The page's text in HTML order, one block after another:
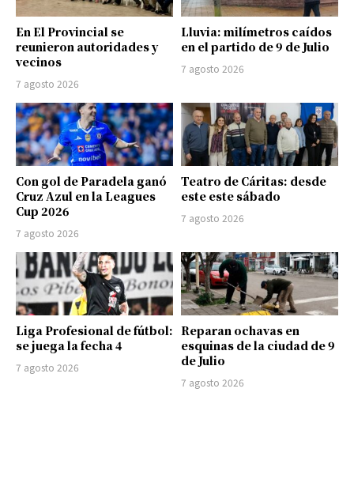
En El Provincial se
reunieron autoridades y
vecinos
7 agosto 2026
Lluvia: milímetros caídos
en el partido de 9 de Julio
7 agosto 2026
Con gol de Paradela ganó
Cruz Azul en la Leagues
Cup 2026
7 agosto 2026
Teatro de Cáritas: desde
este este sábado
7 agosto 2026
Liga Profesional de fútbol:
se juega la fecha 4
7 agosto 2026
Reparan ochavas en
esquinas de la ciudad de 9
de Julio
7 agosto 2026